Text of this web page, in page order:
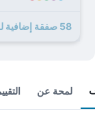
58 صفقة إضافية لـ سوتيتسو فريسا إن طوكيو أكاساكا
لمحة عن